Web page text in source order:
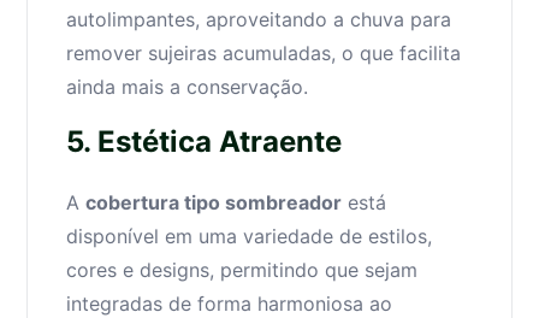
autolimpantes, aproveitando a chuva para
remover sujeiras acumuladas, o que facilita
ainda mais a conservação.
5. Estética Atraente
Acobertura tipo sombreador está
disponível em uma variedade de estilos,
cores e designs, permitindo que sejam
integradas de forma harmoniosa ao